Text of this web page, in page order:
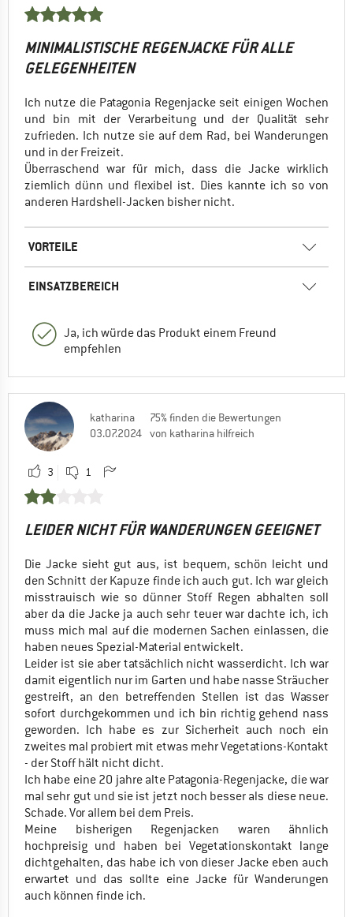
MINIMALISTISCHE REGENJACKE FÜR ALLE
GELEGENHEITEN
Ich nutze die Patagonia Regenjacke seit einigen Wochen
und bin mit der Verarbeitung und der Qualität sehr
zufrieden. Ich nutze sie auf dem Rad, bei Wanderungen
und in der Freizeit.
Überraschend war für mich, dass die Jacke wirklich
ziemlich dünn und flexibel ist. Dies kannte ich so von
anderen Hardshell-Jacken bisher nicht.
VORTEILE
EINSATZBEREICH
Ja, ich würde das Produkt einem Freund
empfehlen
katharina
03.07.2024
75% finden die Bewertungen
von katharina hilfreich
3 1
LEIDER NICHT FÜR WANDERUNGEN GEEIGNET
Die Jacke sieht gut aus, ist bequem, schön leicht und
den Schnitt der Kapuze finde ich auch gut. Ich war gleich
misstrauisch wie so dünner Stoff Regen abhalten soll
aber da die Jacke ja auch sehr teuer war dachte ich, ich
muss mich mal auf die modernen Sachen einlassen, die
haben neues Spezial-Material entwickelt.
Leider ist sie aber tatsächlich nicht wasserdicht. Ich war
damit eigentlich nur im Garten und habe nasse Sträucher
gestreift, an den betreffenden Stellen ist das Wasser
sofort durchgekommen und ich bin richtig gehend nass
geworden. Ich habe es zur Sicherheit auch noch ein
zweites mal probiert mit etwas mehr Vegetations-Kontakt
- der Stoff hält nicht dicht.
Ich habe eine 20 jahre alte Patagonia-Regenjacke, die war
mal sehr gut und sie ist jetzt noch besser als diese neue.
Schade. Vor allem bei dem Preis.
Meine bisherigen Regenjacken waren ähnlich
hochpreisig und haben bei Vegetationskontakt lange
dichtgehalten, das habe ich von dieser Jacke eben auch
erwartet und das sollte eine Jacke für Wanderungen
auch können finde ich.